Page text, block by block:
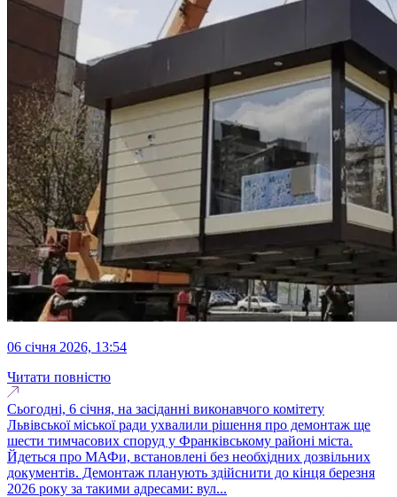
06 січня 2026, 13:54
Читати повністю
Сьогодні, 6 січня, на засіданні виконавчого комітету
Львівської міської ради ухвалили рішення про демонтаж ще
шести тимчасових споруд у Франківському районі міста.
Йдеться про МАФи, встановлені без необхідних дозвільних
документів. Демонтаж планують здійснити до кінця березня
2026 року за такими адресами: вул...